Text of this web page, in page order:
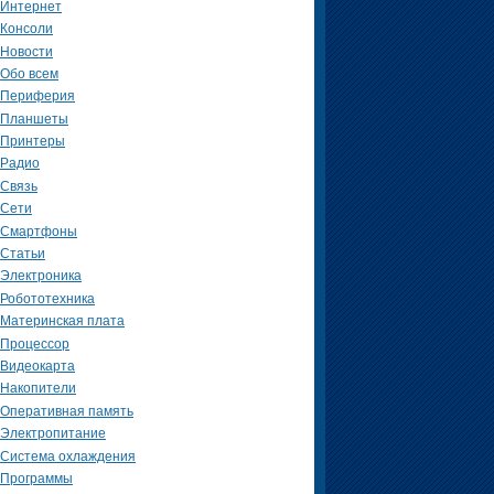
Интернет
Консоли
Новости
Обо всем
Периферия
Планшеты
Принтеры
Радио
Связь
Сети
Смартфоны
Статьи
Электроника
Робототехника
Материнская плата
Процессор
Видеокарта
Накопители
Оперативная память
Электропитание
Система охлаждения
Программы